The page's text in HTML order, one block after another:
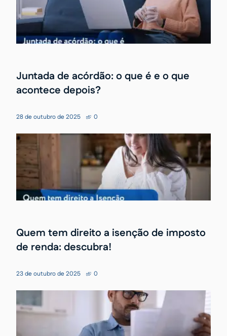
Juntada de acórdão: o que é e o que
acontece depois?
28 de outubro de 2025 0
Quem tem direito a isenção de imposto
de renda: descubra!
23 de outubro de 2025 0